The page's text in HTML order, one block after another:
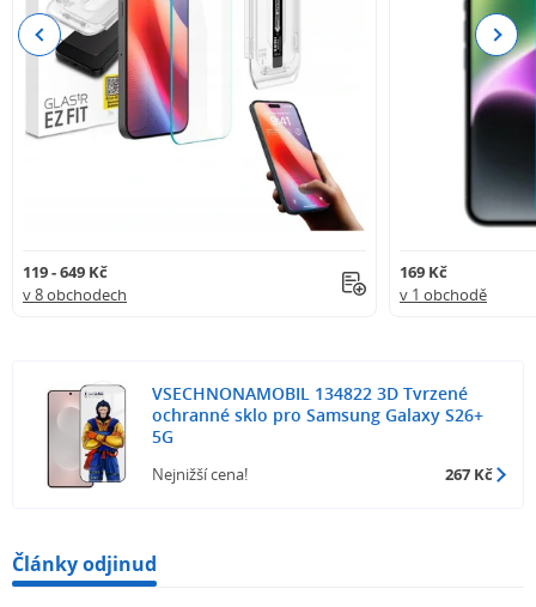
119 - 649 Kč
v 8 obchodech
169 Kč
v 1 obchodě
Previous Next
VSECHNONAMOBIL 134822 3D Tvrzené
ochranné sklo pro Samsung Galaxy S26+
5G
Nejnižší cena! 267 Kč
Články odjinud